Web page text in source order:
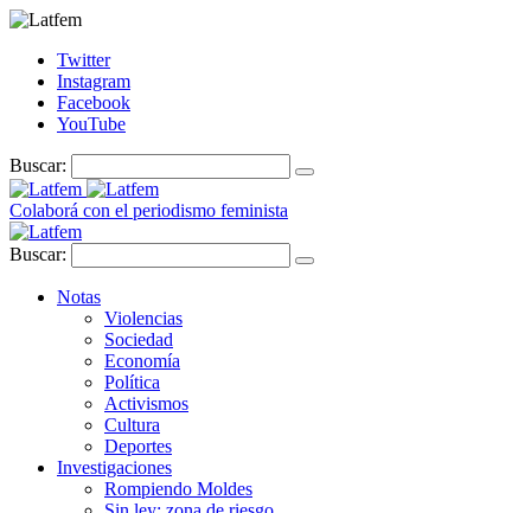
Twitter
Instagram
Facebook
YouTube
Buscar:
Colaborá con el periodismo feminista
Buscar:
Notas
Violencias
Sociedad
Economía
Política
Activismos
Cultura
Deportes
Investigaciones
Rompiendo Moldes